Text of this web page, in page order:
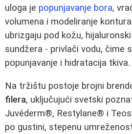
uloga je popunjavanje bora,
volumena i modeliranje
ubrizgaju pod kožu,
sundžera - privlači vodu, čime
popunjavanje i hidratacija tkiva.
Na tržištu postoje brojni
filera, uključujući svetski
Juvéderm®, Restylane® i
po gustini, stepenu